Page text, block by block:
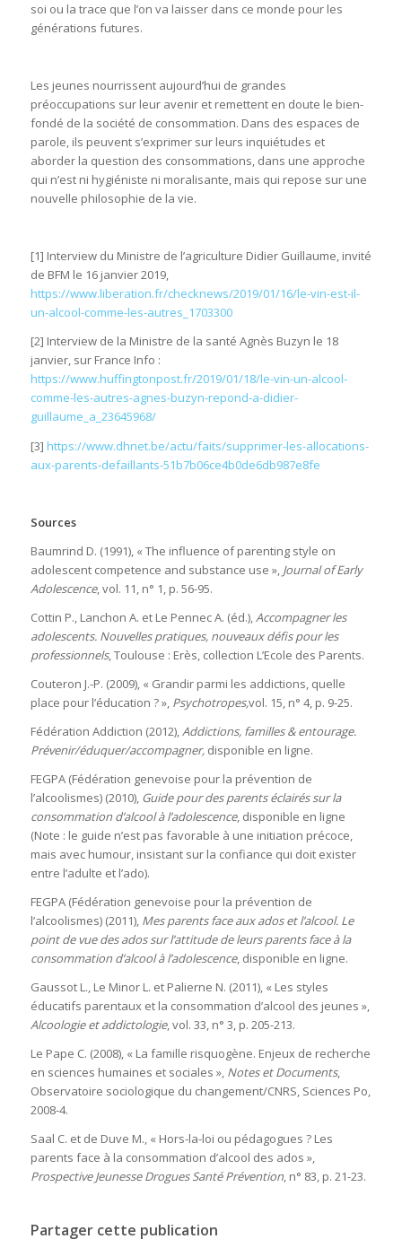
soi ou la trace que l’on va laisser dans ce monde pour les
générations futures.
Les jeunes nourrissent aujourd’hui de grandes
préoccupations sur leur avenir et remettent en doute le bien-
fondé de la société de consommation. Dans des espaces de
parole, ils peuvent s’exprimer sur leurs inquiétudes et
aborder la question des consommations, dans une approche
qui n’est ni hygiéniste ni moralisante, mais qui repose sur une
nouvelle philosophie de la vie.
[1] Interview du Ministre de l’agriculture Didier Guillaume, invité
de BFM le 16 janvier 2019,
https://www.liberation.fr/checknews/2019/01/16/le-vin-est-il-
un-alcool-comme-les-autres_1703300
[2] Interview de la Ministre de la santé Agnès Buzyn le 18
janvier, sur France Info :
https://www.huffingtonpost.fr/2019/01/18/le-vin-un-alcool-
comme-les-autres-agnes-buzyn-repond-a-didier-
guillaume_a_23645968/
[3] https://www.dhnet.be/actu/faits/supprimer-les-allocations-
aux-parents-defaillants-51b7b06ce4b0de6db987e8fe
Sources
Baumrind D. (1991), « The influence of parenting style on
adolescent competence and substance use », Journal of Early
Adolescence, vol. 11, n° 1, p. 56-95.
Cottin P., Lanchon A. et Le Pennec A. (éd.),Accompagner les
adolescents. Nouvelles pratiques, nouveaux défis pour les
professionnels, Toulouse : Erès, collection L’Ecole des Parents.
Couteron J.-P. (2009), « Grandir parmi les addictions, quelle
place pour l’éducation ? », Psychotropes,vol. 15, n° 4, p. 9-25.
Fédération Addiction (2012),Addictions, familles & entourage.
Prévenir/éduquer/accompagner, disponible en ligne.
FEGPA (Fédération genevoise pour la prévention de
l’alcoolismes) (2010), Guide pour des parents éclairés sur la
consommation d’alcool à l’adolescence, disponible en ligne
(Note : le guide n’est pas favorable à une initiation précoce,
mais avec humour, insistant sur la confiance qui doit exister
entre l’adulte et l’ado).
FEGPA (Fédération genevoise pour la prévention de
l’alcoolismes) (2011), Mes parents face aux ados et l’alcool. Le
point de vue des ados sur l’attitude de leurs parents face à la
consommation d’alcool à l’adolescence, disponible en ligne.
Gaussot L., Le Minor L. et Palierne N. (2011), « Les styles
éducatifs parentaux et la consommation d’alcool des jeunes »,
Alcoologie et addictologie, vol. 33, n° 3, p. 205-213.
Le Pape C. (2008), « La famille risquogène. Enjeux de recherche
en sciences humaines et sociales », Notes et Documents,
Observatoire sociologique du changement/CNRS, Sciences Po,
2008-4.
Saal C. et de Duve M., « Hors-la-loi ou pédagogues ? Les
parents face à la consommation d’alcool des ados »,
Prospective Jeunesse Drogues Santé Prévention, n° 83, p. 21-23.
Partager cette publication